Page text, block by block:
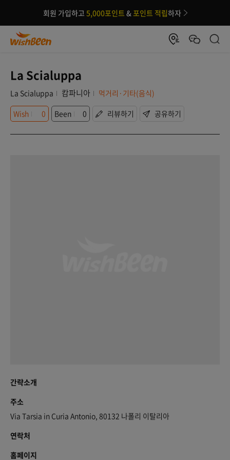
회원 가입하고 5,000포인트 &포인트 적립하자
La Scialuppa
La Scialuppa 캄파니아
먹거리·기타(음식)
Wish
0 Been 0 리뷰하기 공유하기
간략소개
주소
Via Tarsia in Curia Antonio, 80132 나폴리 이탈리아
연락처
홈페이지